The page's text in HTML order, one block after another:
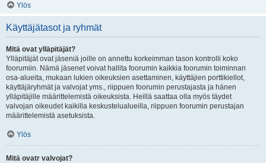
Ylös
Käyttäjätasot ja ryhmät
Mitä ovat ylläpitäjät?
Ylläpitäjät ovat jäseniä joille on annettu korkeimman tason kontrolli koko
foorumiin. Nämä jäsenet voivat hallita foorumin kaikkia foorumin toiminnan
osa-alueita, mukaan lukien oikeuksien asettaminen, käyttäjien porttikiellot,
käyttäjäryhmät ja valvojat yms., riippuen foorumin perustajasta ja hänen
ylläpitäjille määrittelemistä oikeuksista. Heillä saattaa olla myös täydet
valvojan oikeudet kaikilla keskustelualueilla, riippuen foorumin perustajan
määrittelemistä asetuksista.
Ylös
Mitä ovatr valvojat?